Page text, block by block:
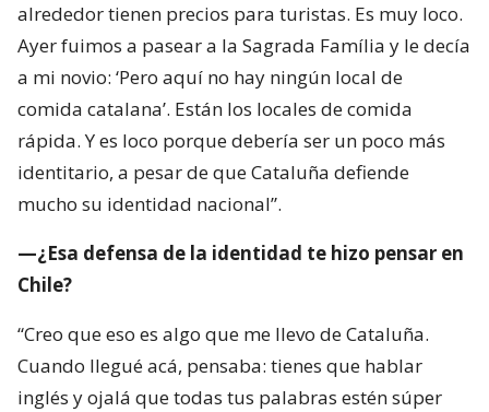
alrededor tienen precios para turistas. Es muy loco.
Ayer fuimos a pasear a la Sagrada Família y le decía
a mi novio: ‘Pero aquí no hay ningún local de
comida catalana’. Están los locales de comida
rápida. Y es loco porque debería ser un poco más
identitario, a pesar de que Cataluña defiende
mucho su identidad nacional”.
—¿Esa defensa de la identidad te hizo pensar en
Chile?
“Creo que eso es algo que me llevo de Cataluña.
Cuando llegué acá, pensaba: tienes que hablar
inglés y ojalá que todas tus palabras estén súper